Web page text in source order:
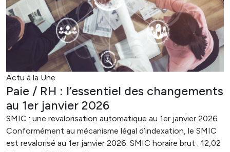
Actu à la Une
Paie / RH : l’essentiel des changements
au 1er janvier 2026
SMIC : une revalorisation automatique au 1er janvier 2026
Conformément au mécanisme légal d’indexation, le SMIC
est revalorisé au 1er janvier 2026. SMIC horaire brut : 12,02